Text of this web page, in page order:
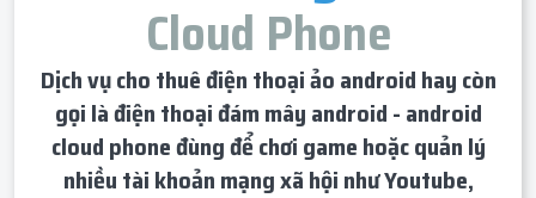
Cloud Phone
Dịch vụ cho thuê điện thoại ảo android hay còn
gọi là điện thoại đám mây android - android
cloud phone đùng để chơi game hoặc quản lý
nhiều tài khoản mạng xã hội như Youtube,